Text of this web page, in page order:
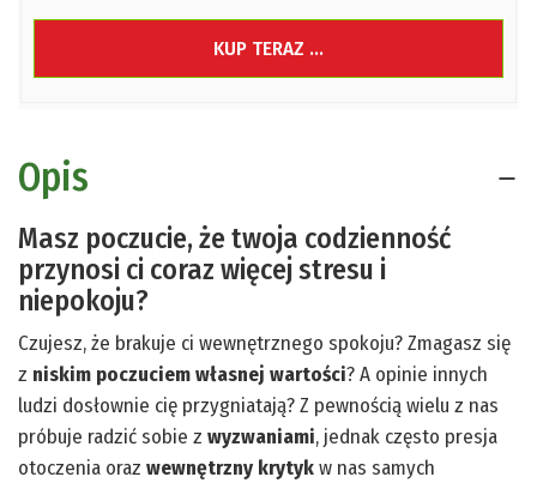
KUP TERAZ ...
Opis
Masz poczucie, że twoja codzienność
przynosi ci coraz więcej stresu i
niepokoju?
Czujesz, że brakuje ci wewnętrznego spokoju? Zmagasz się
z niskim poczuciem własnej wartości? A opinie innych
ludzi dosłownie cię przygniatają? Z pewnością wielu z nas
próbuje radzić sobie z wyzwaniami, jednak często presja
otoczenia oraz wewnętrzny krytykw nas samych